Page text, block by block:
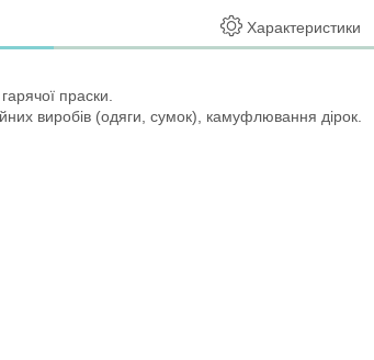
Характеристики
праски.
виробів (одяги, сумок), камуфлювання дірок.